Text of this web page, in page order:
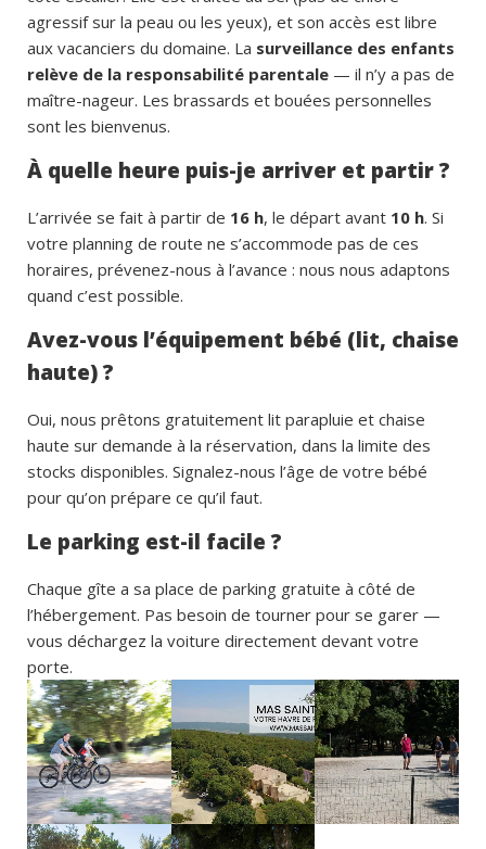
agressif sur la peau ou les yeux), et son accès est libre
aux vacanciers du domaine. La surveillance des enfants
relève de la responsabilité parentale — il n’y a pas de
maître-nageur. Les brassards et bouées personnelles
sont les bienvenus.
À quelle heure puis-je arriver et partir ?
L’arrivée se fait à partir de 16 h, le départ avant 10 h. Si
votre planning de route ne s’accommode pas de ces
horaires, prévenez-nous à l’avance : nous nous adaptons
quand c’est possible.
Avez-vous l’équipement bébé (lit, chaise
haute) ?
Oui, nous prêtons gratuitement lit parapluie et chaise
haute sur demande à la réservation, dans la limite des
stocks disponibles. Signalez-nous l’âge de votre bébé
pour qu’on prépare ce qu’il faut.
Le parking est-il facile ?
Chaque gîte a sa place de parking gratuite à côté de
l’hébergement. Pas besoin de tourner pour se garer —
vous déchargez la voiture directement devant votre
porte.